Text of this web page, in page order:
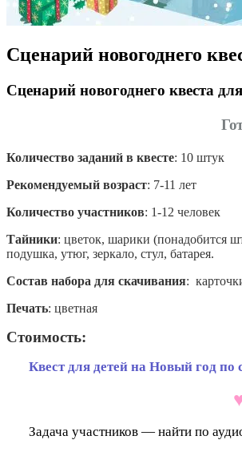
Сценарий новогоднего
Сценарий новогоднего квеста
Количество заданий в квесте: 10 штук
Рекомендуемый возраст: 7-11 лет
Количество участников: 1-12 человек
Тайники: цветок, шарики (понадобится
подушка, утюг, зеркало, стул, батарея.
Состав набора для скачивания:
Печать: цветная
Стоимость:
Квест для детей на Новый год по
Задача участников — найти по